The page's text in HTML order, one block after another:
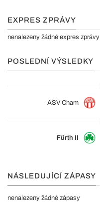
EXPRES ZPRÁVY
nenalezeny žádné expres zprávy
POSLEDNÍ VÝSLEDKY
ASV Cham
Fürth II
NÁSLEDUJÍCÍ ZÁPASY
nenalezeny žádné zápasy